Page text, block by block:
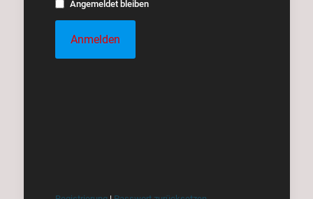
Angemeldet bleiben